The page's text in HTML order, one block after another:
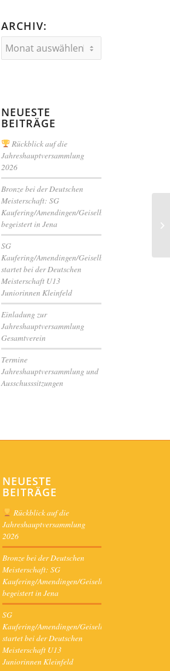
ARCHIV:
NEUESTE
BEITRÄGE
Rückblick auf die
Jahreshauptversammlung
2026
Bronze bei der Deutschen
Meisterschaft: SG
Kaufering/Amendingen/Geiselbullach
begeistert in Jena
SG
Kaufering/Amendingen/Geiselbullach
startet bei der Deutschen
Meisterschaft U13
Juniorinnen Kleinfeld
Einladung zur
Jahreshauptversammlung
Gesamtverein
Termine
Jahreshauptversammlung und
Ausschusssitzungen
NEUESTE
BEITRÄGE
Rückblick auf die
Jahreshauptversammlung
2026
Bronze bei der Deutschen
Meisterschaft: SG
Kaufering/Amendingen/Geiselbullach
begeistert in Jena
SG
Kaufering/Amendingen/Geiselbullach
startet bei der Deutschen
Meisterschaft U13
Juniorinnen Kleinfeld